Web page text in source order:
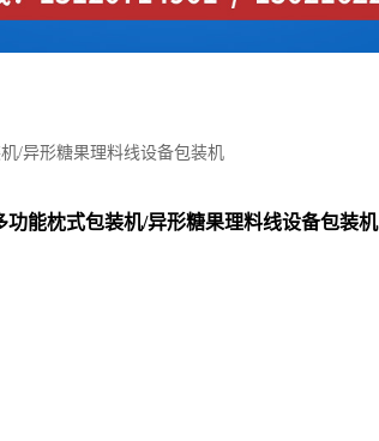
/异形糖果理料线设备包装机
功能枕式包装机/异形糖果理料线设备包装机